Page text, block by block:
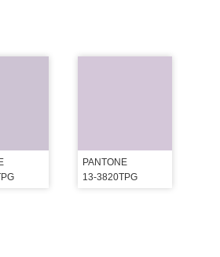
PANTONE
13-3820TPG